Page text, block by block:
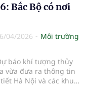
Bắc Bộ có nơi
04/2026
Môi trường
báo khí tượng thủy
vừa đưa ra thông tin
Hà Nội và các khu